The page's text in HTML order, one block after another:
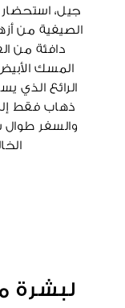
جيل، استحضار
الصيفية من
دافئة من
المسك
الرائع الذي
ذهاب فقط
والسفر طوال
لبشرة